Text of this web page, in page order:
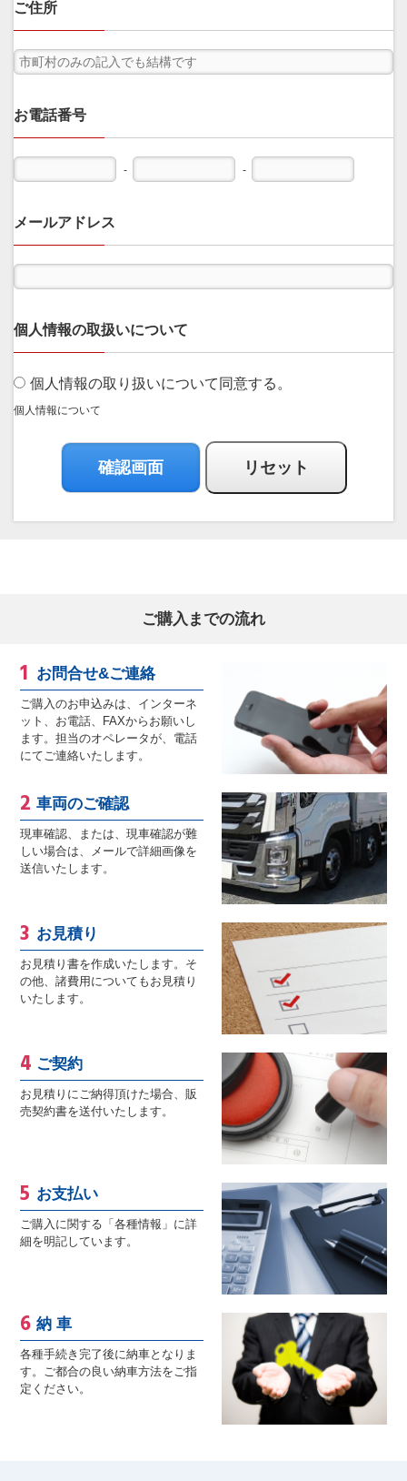
ご住所
お電話番号
- -
メールアドレス
個人情報の取扱いについて
個人情報の取り扱いについて同意する。
個人情報について
ご購入までの流れ
お問合せ&ご連絡
ご購入のお申込みは、インターネ
ット、お電話、FAXからお願いし
ます。担当のオペレータが、電話
にてご連絡いたします。
車両のご確認
現車確認、または、現車確認が難
しい場合は、メールで詳細画像を
送信いたします。
お見積り
お見積り書を作成いたします。そ
の他、諸費用についてもお見積り
いたします。
ご契約
お見積りにご納得頂けた場合、販
売契約書を送付いたします。
お支払い
ご購入に関する「各種情報」に詳
細を明記しています。
納 車
各種手続き完了後に納車となりま
す。ご都合の良い納車方法をご指
定ください。